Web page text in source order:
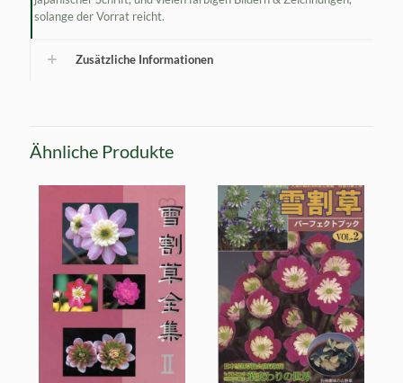
solange der Vorrat reicht.
Zusätzliche Informationen
Ähnliche Produkte